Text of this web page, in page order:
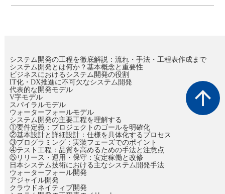
arrow_upward
システム開発の工程を徹底解説：流れ・手法・工程表作成まで
システム開発とは何か？基本概念と重要性
ビジネスにおけるシステム開発の役割
IT化・DX推進に不可欠なシステム開発
代表的な開発モデル
V字モデル
スパイラルモデル
ウォーターフォールモデル
システム開発の主要工程を理解する
①要件定義：プロジェクトのゴールを明確化
②基本設計と詳細設計：仕様を具体化するプロセス
③プログラミング：実装フェーズでのポイント
④テスト工程：品質を高めるための手法と注意点
⑤リリース・運用・保守：安定稼働と改修
日本システム技術における主なシステム開発手法
ウォーターフォール開発
アジャイル開発
クラウドネイティブ開発